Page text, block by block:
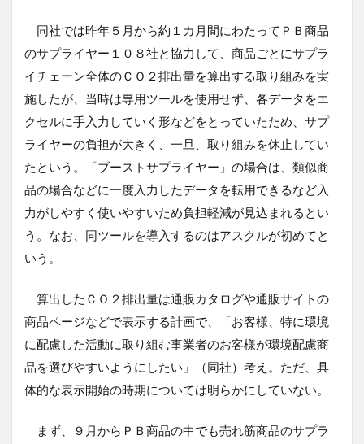
同社では昨年５月から約１カ月間にわたってＰＢ商品
のサプライヤー１０８社と協力して、商品ごとにサプラ
イチェーン全体のＣＯ２排出量を算出する取り組みを実
施したが、当時は専用ツールを使用せず、各データをエ
クセルに手入力していく形などをとっていたため、サプ
ライヤーの負担が大きく、一旦、取り組みを休止してい
たという。「ブーストサプライヤー」の場合は、類似商
品の場合などに一度入力したデータを転用できるなど入
力がしやすく使いやすいため負担軽減が見込まれるとい
う。なお、同ツールを導入するのはアスクルが初めてと
いう。
算出したＣＯ２排出量は通販カタログや通販サイトの
商品ページなどで表示する計画で、「お客様、特に環境
に配慮した活動に取り組む事業者のお客様が環境配慮商
品を選びやすいようにしたい」（同社）考え。ただ、具
体的な表示開始の時期については明らかにしていない。
まず、９月からＰＢ商品の中でも売れ筋商品のサプラ